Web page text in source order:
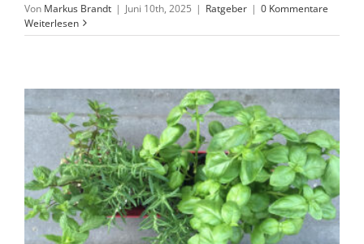
Von Markus Brandt | Juni 10th, 2025 | Ratgeber | 0 Kommentare
Weiterlesen